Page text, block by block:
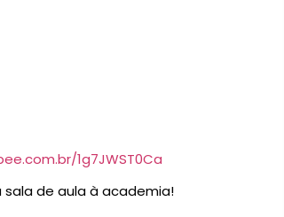
1g7JWST0Ca
de aula à academia!